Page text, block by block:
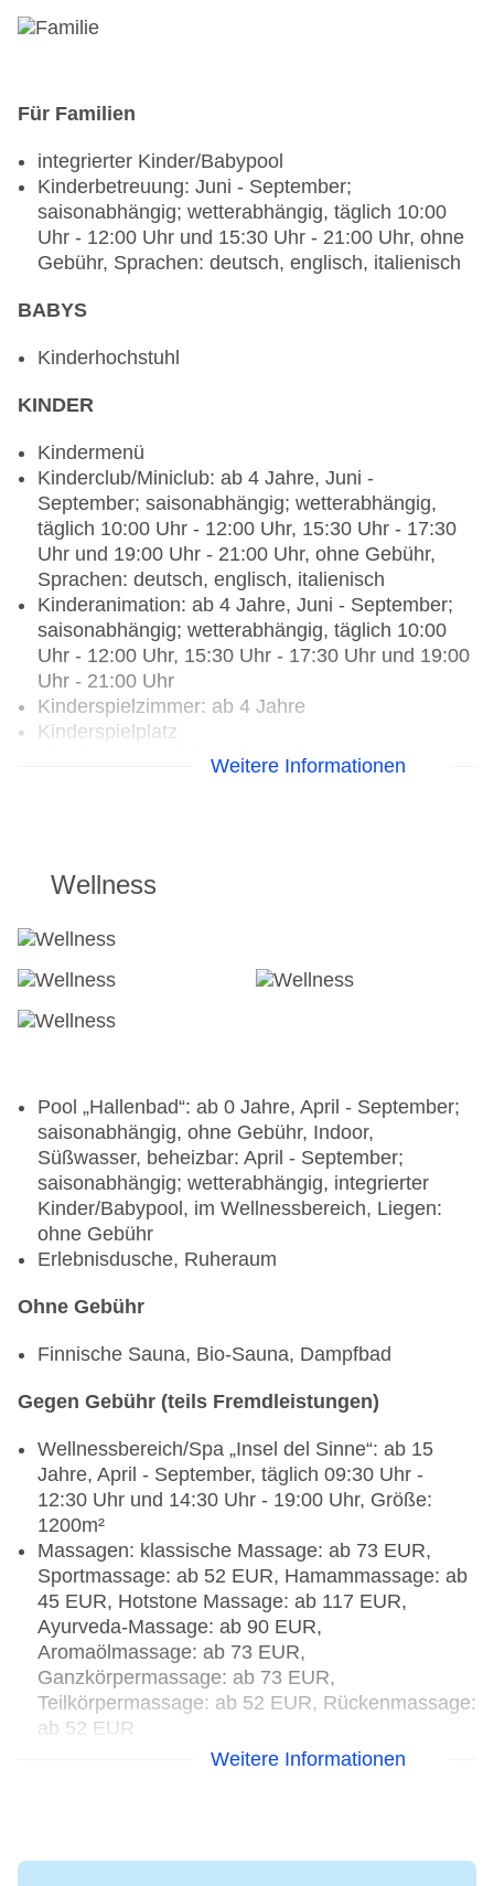
erwünscht
Uhr - 18:00 Uhr und 24 Stunden
gegen Gebühr
Skybar „Unique Rooftop and Lounge“: ab 16
Jahre, Mai - September, 12:00 Uhr - 01:00 Uhr,
gegen Gebühr
Für Familien
integrierter Kinder/Babypool
Kinderbetreuung: Juni - September;
saisonabhängig; wetterabhängig, täglich 10:00
Uhr - 12:00 Uhr und 15:30 Uhr - 21:00 Uhr, ohne
Gebühr, Sprachen: deutsch, englisch, italienisch
BABYS
Kinderhochstuhl
KINDER
Kindermenü
Kinderclub/Miniclub: ab 4 Jahre, Juni -
September; saisonabhängig; wetterabhängig,
täglich 10:00 Uhr - 12:00 Uhr, 15:30 Uhr - 17:30
Uhr und 19:00 Uhr - 21:00 Uhr, ohne Gebühr,
Sprachen: deutsch, englisch, italienisch
Kinderanimation: ab 4 Jahre, Juni - September;
saisonabhängig; wetterabhängig, täglich 10:00
Uhr - 12:00 Uhr, 15:30 Uhr - 17:30 Uhr und 19:00
Uhr - 21:00 Uhr
Kinderspielzimmer: ab 4 Jahre
Kinderspielplatz
Minidisco: ab 4 Jahre, Juni - September;
Weitere Informationen
Wellness
Pool „Hallenbad“: ab 0 Jahre, April - September;
saisonabhängig, ohne Gebühr, Indoor,
Süßwasser, beheizbar: April - September;
saisonabhängig; wetterabhängig, integrierter
Kinder/Babypool, im Wellnessbereich, Liegen:
ohne Gebühr
Erlebnisdusche, Ruheraum
Ohne Gebühr
Finnische Sauna, Bio-Sauna, Dampfbad
Gegen Gebühr (teils Fremdleistungen)
Wellnessbereich/Spa „Insel del Sinne“: ab 15
Jahre, April - September, täglich 09:30 Uhr -
12:30 Uhr und 14:30 Uhr - 19:00 Uhr, Größe:
1200m²
Massagen: klassische Massage: ab 73 EUR,
Sportmassage: ab 52 EUR, Hamammassage: ab
45 EUR, Hotstone Massage: ab 117 EUR,
Ayurveda-Massage: ab 90 EUR,
Aromaölmassage: ab 73 EUR,
Ganzkörpermassage: ab 73 EUR,
Teilkörpermassage: ab 52 EUR, Rückenmassage:
ab 52 EUR
Badeanwendungen: Cleopatrabad: ab 52 EUR,
Uhr und 14:30 Uhr - 19:00 Uhr,
Weitere Informationen